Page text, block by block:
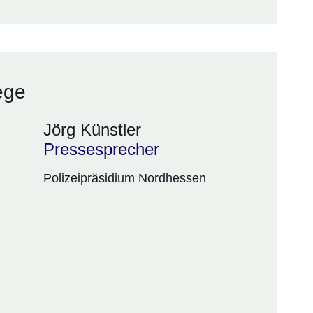
Jörg Künstler
Pressesprecher
Polizeipräsidium Nordhessen